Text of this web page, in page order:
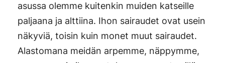
asussa olemme kuitenkin muiden katseille
paljaana ja alttiina. Ihon sairaudet ovat usein
näkyviä, toisin kuin monet muut sairaudet.
Alastomana meidän arpemme, näppymme,